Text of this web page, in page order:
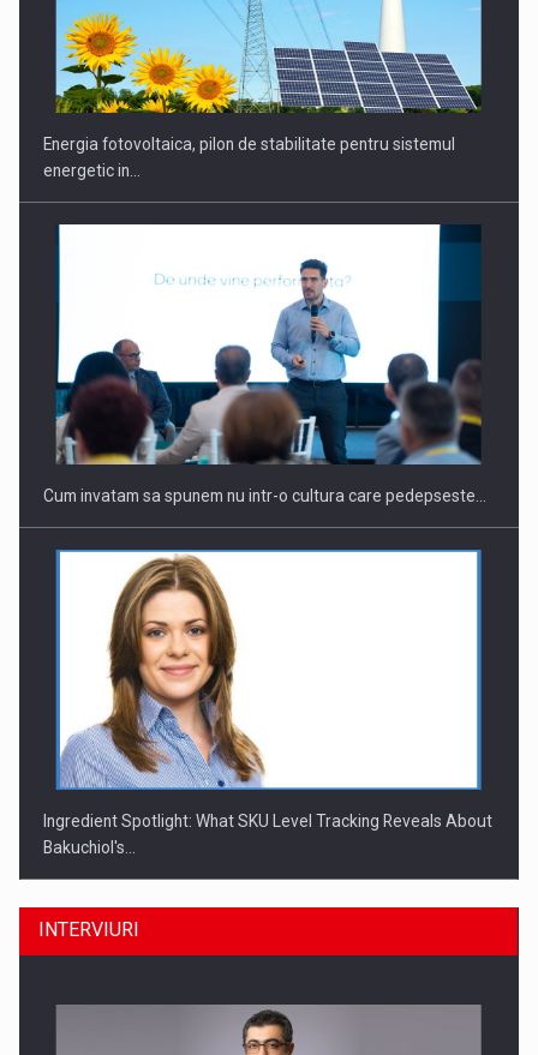
CEO Conference - Shaping The Future - Technology and…
Webinar - Business Evolution-RETHINK STRATEGY-Finantare
Investitii Digitalizare
Energia fotovoltaica, pilon de stabilitate pentru sistemul
energetic in…
Cum invatam sa spunem nu intr-o cultura care pedepseste…
Ingredient Spotlight: What SKU Level Tracking Reveals About
Bakuchiol's…
INTERVIURI